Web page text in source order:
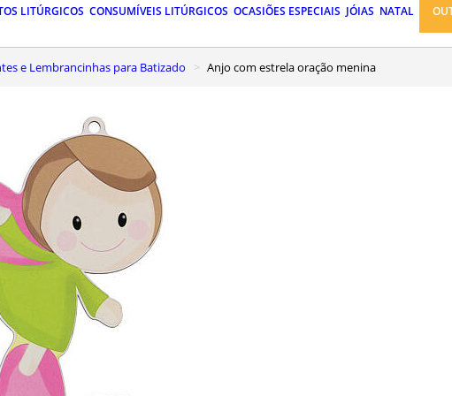
LITÚRGICOS CONSUMÍVEIS LITÚRGICOS OCASIÕES ESPECIAIS JÓIAS NATAL
e Lembrancinhas para Batizado Anjo com estrela oração menina